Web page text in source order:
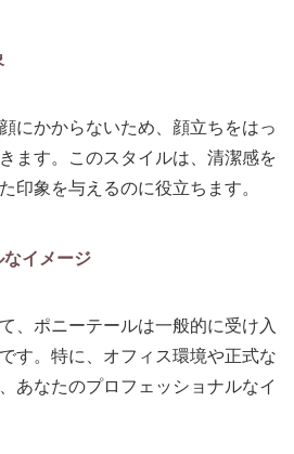
にかからないため、顔立ちをはっ
ます。このスタイルは、清潔感を
印象を与えるのに役立ちます。
イメージ
、ポニーテールは一般的に受け入
す。特に、オフィス環境や正式な
あなたのプロフェッショナルなイ